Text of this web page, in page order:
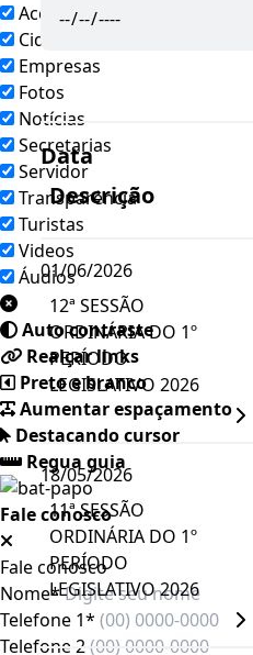
Acesso à Informação
Cidadão
Empresas
Fotos
Notícias
Secretarias
Servidor
Transparência
Turistas
Videos
Áudios
Auto contraste
Realçar links
Preto e branco
Aumentar espaçamento
Destacando cursor
Regua guia
Fale conosco
Fale conosco
Nome*
Telefone 1*
Telefone 2
Data
Descrição
01/06/2026
12ª SESSÃO
ORDINÁRIA DO 1º
PERÍODO
LEGISLATIVO 2026
18/05/2026
11ª SESSÃO
ORDINÁRIA DO 1º
PERÍODO
LEGISLATIVO 2026